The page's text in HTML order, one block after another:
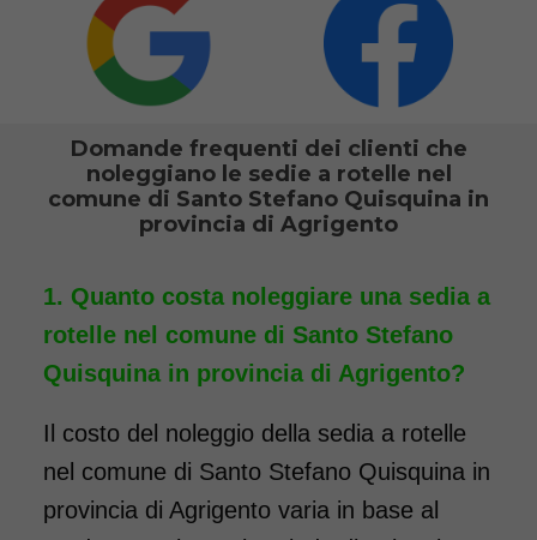
Noleggio sedia a rotelle seduta
46 cm con braccioli lunghi
estraibili e pedane elevabili
di 7 giorni a partire da 76 euro.
Consegniamo a domicilio in
tutta Italia, contattaci per
COSTO NOLEGGIO
da 76,01€
SCHEDA COMPLETA
Domande frequenti dei clienti che
noleggiano le sedie a rotelle nel
comune di Santo Stefano Quisquina in
provincia di Agrigento
Quanto costa noleggiare una sedia a
rotelle nel comune di Santo Stefano
Quisquina in provincia di Agrigento?
Il costo del noleggio della sedia a rotelle
nel comune di Santo Stefano Quisquina in
provincia di Agrigento varia in base al